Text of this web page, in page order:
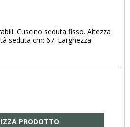
Cuscino seduta fisso. Altezza
seduta cm: 67. Larghezza
PRODOTTO